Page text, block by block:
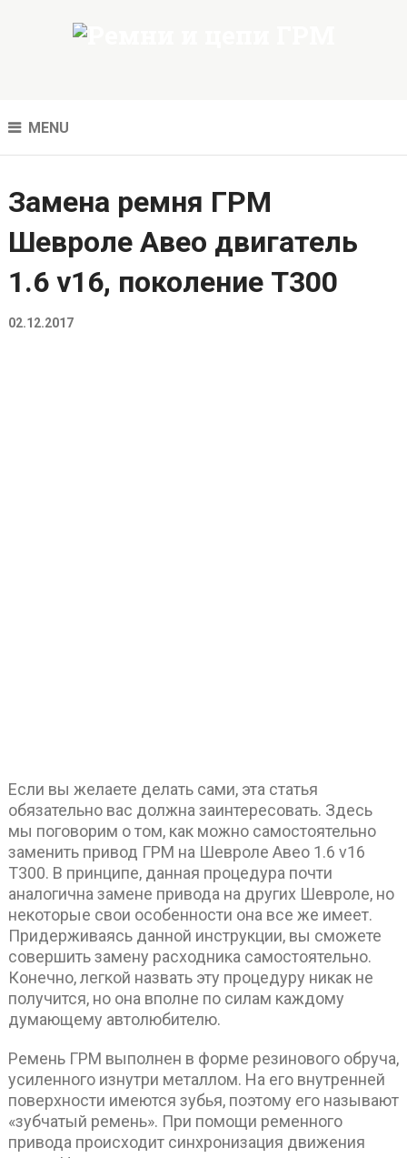
MENU
Замена ремня ГРМ
Шевроле Авео двигатель
1.6 v16, поколение Т300
02.12.2017
Если вы желаете делать сами, эта статья
обязательно вас должна заинтересовать. Здесь
мы поговорим о том, как можно самостоятельно
заменить привод ГРМ на Шевроле Авео 1.6 v16
Т300. В принципе, данная процедура почти
аналогична замене привода на других Шевроле, но
некоторые свои особенности она все же имеет.
Придерживаясь данной инструкции, вы сможете
совершить замену расходника самостоятельно.
Конечно, легкой назвать эту процедуру никак не
получится, но она вполне по силам каждому
думающему автолюбителю.
Ремень ГРМ выполнен в форме резинового обруча,
усиленного изнутри металлом. На его внутренней
поверхности имеются зубья, поэтому его называют
«зубчатый ремень». При помощи ременного
привода происходит синхронизация движения